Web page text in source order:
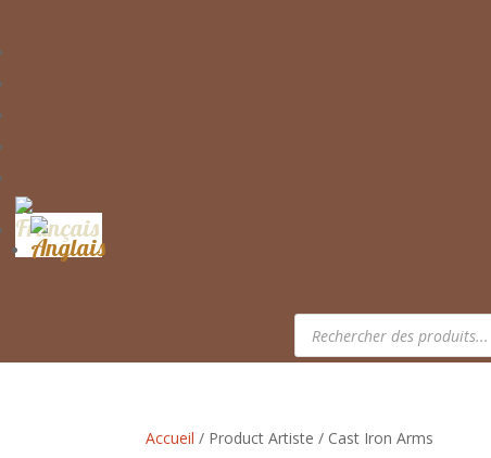
Recherche
produits
Accueil / Product Artiste / Cast Iron Arms